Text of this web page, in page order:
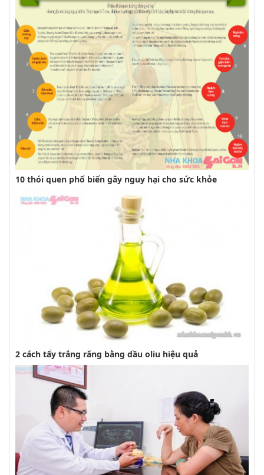
10 thói quen phổ biến gây nguy hại cho sức khỏe
2 cách tẩy trắng răng bằng dầu oliu hiệu quả